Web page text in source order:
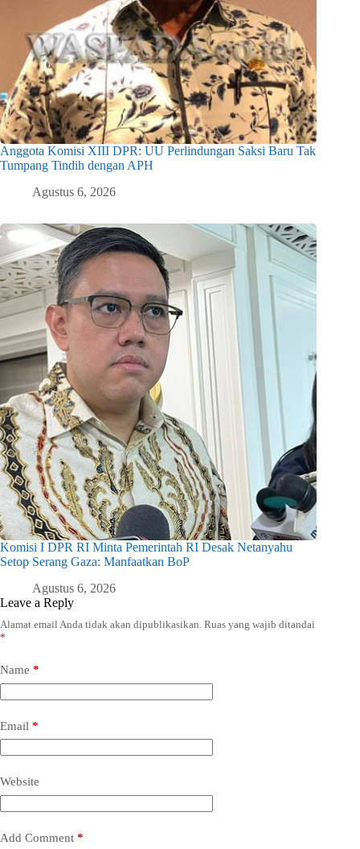
Anggota Komisi XIII DPR: UU Perlindungan Saksi Baru Tak
Tumpang Tindih dengan APH
Agustus 6, 2026
Komisi I DPR RI Minta Pemerintah RI Desak Netanyahu
Setop Serang Gaza: Manfaatkan BoP
Agustus 6, 2026
Leave a Reply
Alamat email Anda tidak akan dipublikasikan. Ruas yang wajib ditandai
*
Name *
Email *
Website
Add Comment *